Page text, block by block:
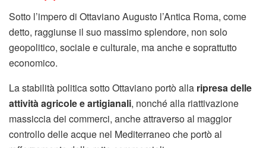
Sotto l’impero di Ottaviano Augusto l’Antica Roma, come
detto, raggiunse il suo massimo splendore, non solo
geopolitico, sociale e culturale, ma anche e soprattutto
economico.
La stabilità politica sotto Ottaviano portò alla ripresa delle
attività agricole e artigianali, nonché alla riattivazione
massiccia dei commerci, anche attraverso al maggior
controllo delle acque nel Mediterraneo che portò al